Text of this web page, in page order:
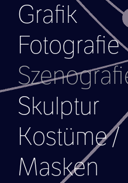
Grafik
Fotografie
Skulptur
Kostüme /
Masken